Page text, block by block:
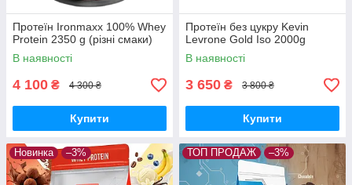
Протеїн Ironmaxx 100% Whey
Protein 2350 g (різні смаки)
В наявності
4 100 ₴ 4 300 ₴
Купити
Протеїн без цукру Kevin
Levrone Gold Iso 2000g
В наявності
3 650 ₴ 3 800 ₴
Купити
Новинка –3% ТОП ПРОДАЖ –3%